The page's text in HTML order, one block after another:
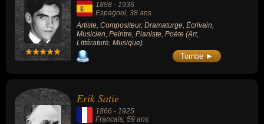
1898 - 1936
Espagnol, 38 ans
Artiste, Compositeur, Dramaturge, Écrivain,
Musicien, Peintre, Pianiste, Poète (Art,
Littérature, Musique).
Tombe ►
Erik Satie
1866 - 1925
Francais , 59 ans